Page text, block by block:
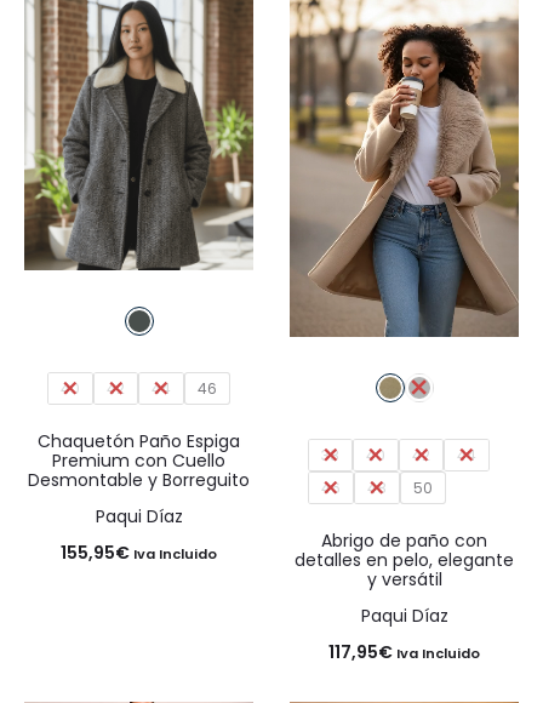
era:
179,95€.
es:
143,96€.
era:
139,95€.
es:
111,96€.
40 42 44 46
Chaquetón Paño Espiga
Premium con Cuello
Desmontable y Borreguito
Paqui Díaz
155,95€ Iva Incluido
38 40 42
44
46
48 50
Abrigo de paño con
detalles en pelo, elegante
y versátil
Paqui Díaz
117,95€ Iva Incluido